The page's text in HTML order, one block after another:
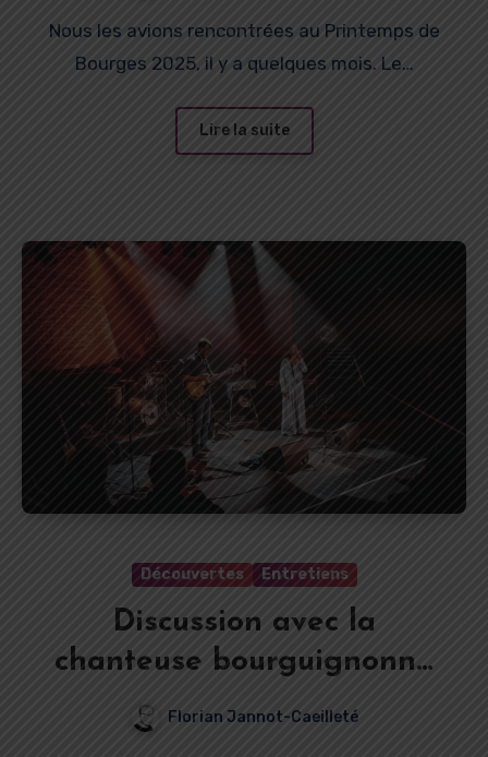
Nous les avions rencontrées au Printemps de
Bourges 2025, il y a quelques mois. Le…
Lire la suite
Découvertes Entretiens
Discussion avec la
chanteuse bourguignonne
Florian Jannot-Caeilleté